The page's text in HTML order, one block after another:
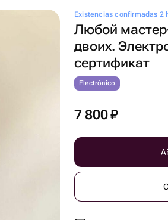
Existencias confirmadas 2
Любой
двоих.
сертификат
Electrónico
7 800₽